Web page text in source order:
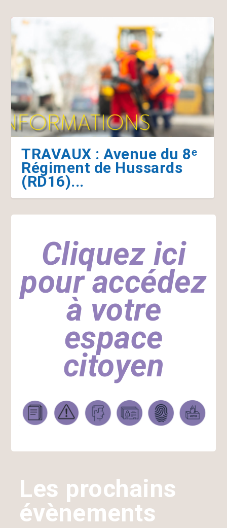
> DIM 30 AOÛT : Slow Up
Sundgau
TRAVAUX : Avenue du 8ᵉ
Régiment de Hussards
(RD16)...
Professionnels d’Altkirch
: restez informés
Soutenons les
commerces Altkirchois
Altkirch simplifie vos
démarches avec « Mon
Espace...
Fonctionnement des
services de la mairie
Cliquez ici
pour accédez
à votre
espace
citoyen
Les prochains
évènements